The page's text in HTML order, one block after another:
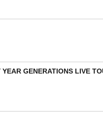
GENERATIONS LIVE